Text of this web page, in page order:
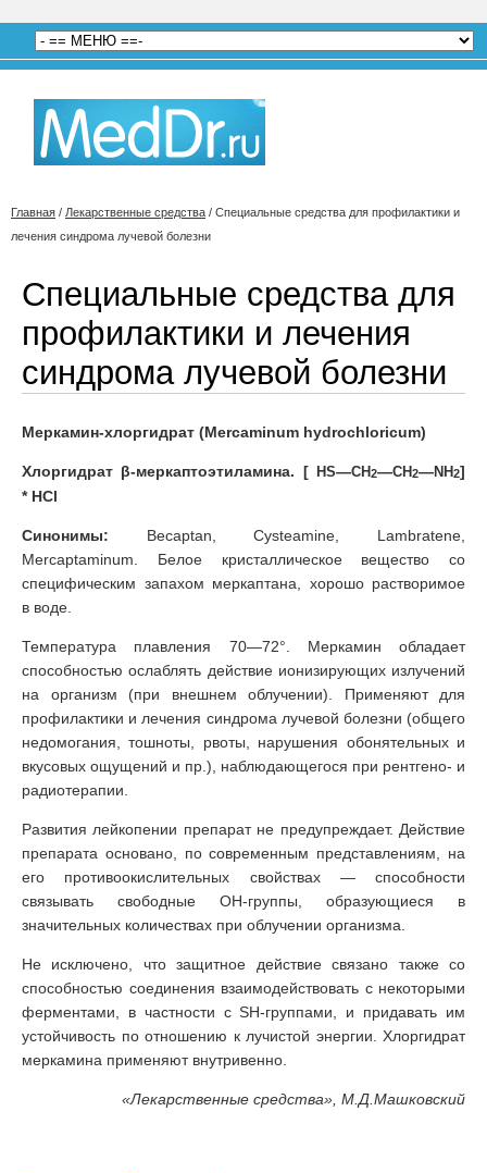
Главная / Лекарственные средства / Специальные средства для профилактики и
лечения синдрома лучевой болезни
Специальные средства для
профилактики и лечения
синдрома лучевой болезни
Меркамин-хлоргидрат (Mercaminum hydrochloricum)
Хлоргидрат β-меркаптоэтиламина. [ HS—СН2—СН2—NН2]
* НCl
Синонимы: Becaptan, Cysteamine, Lambratene,
Mercaptaminum. Белое кристаллическое вещество со
специфическим запахом меркаптана, хорошо растворимое
в воде.
Температура плавления 70—72°. Меркамин обладает
способностью ослаблять действие ионизирующих излучений
на организм (при внешнем облучении). Применяют для
профилактики и лечения синдрома лучевой болезни (общего
недомогания, тошноты, рвоты, нарушения обонятельных и
вкусовых ощущений и пр.), наблюдающегося при рентгено- и
радиотерапии.
Развития лейкопении препарат не предупреждает. Действие
препарата основано, по современным представлениям, на
его противоокислительных свойствах — способности
связывать свободные ОН-группы, образующиеся в
значительных количествах при облучении организма.
Не исключено, что защитное действие связано также со
способностью соединения взаимодействовать с некоторыми
ферментами, в частности с SH-группами, и придавать им
устойчивость по отношению к лучистой энергии. Хлоргидрат
меркамина применяют внутривенно.
«Лекарственные средства», М.Д.Машковский